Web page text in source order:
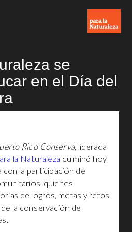
se
en el Día del
Rico Conserva, liderada
la Naturaleza culminó hoy
con la participación de
quienes
de logros, metas y retos
la conservación de